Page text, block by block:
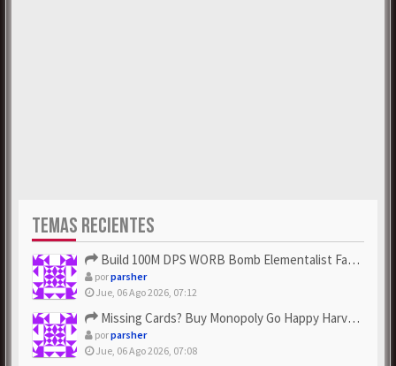
TEMAS RECIENTES
Build 100M DPS WORB Bomb Elementalist Fast - Grab POE Curren...
porparsher
Jue, 06 Ago 2026, 07:12
Missing Cards? Buy Monopoly Go Happy Harvest with Looney Tun...
porparsher
Jue, 06 Ago 2026, 07:08